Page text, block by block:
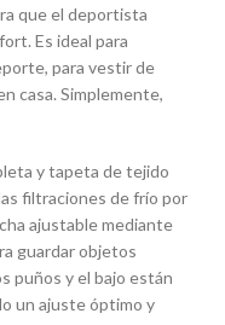
que el deportista
Es ideal para
para vestir de
casa. Simplemente,
y tapeta de tejido
filtraciones de frío por
ajustable mediante
guardar objetos
puños y el bajo están
un ajuste óptimo y